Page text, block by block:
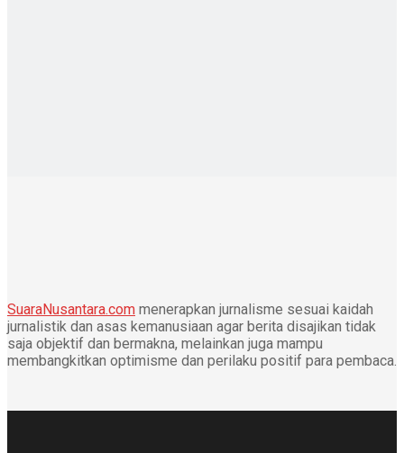
SuaraNusantara.com menerapkan jurnalisme sesuai kaidah
jurnalistik dan asas kemanusiaan agar berita disajikan tidak
saja objektif dan bermakna, melainkan juga mampu
membangkitkan optimisme dan perilaku positif para pembaca.